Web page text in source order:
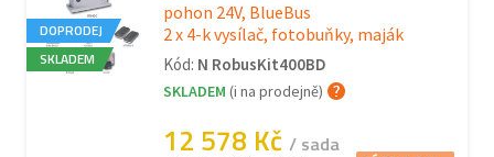
DOPRODEJ
SKLADEM
pohon 24V, BlueBus
2 x 4-k vysílač, fotobuňky, maják
Kód: N RobusKit400BD
SKLADEM (i na prodejně)
12 578 Kč / sada